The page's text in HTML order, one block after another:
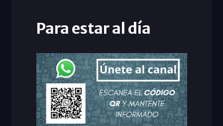
Para estar al día